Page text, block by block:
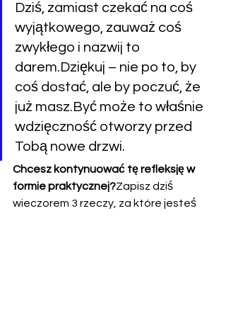
Dziś, zamiast czekać na coś
wyjątkowego, zauważ coś
zwykłego i nazwij to
darem.Dziękuj – nie po to, by
coś dostać, ale by poczuć, że
już masz.Być może to właśnie
wdzięczność otworzy przed
Tobą nowe drzwi.
Chcesz kontynuować tę refleksję w
formie praktycznej?Zapisz dziś
wieczorem 3 rzeczy, za które jesteś